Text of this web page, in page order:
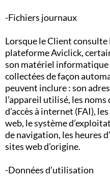
-Fichiers journaux
Lorsque le Client
plateforme Aviclick,
son matériel informatique
collectées de façon
peuvent inclure : son
l’appareil utilisé, les
d’accès à internet (FAI),
web, le système
de navigation, les heures
sites web d’origine.
-Données d’utilisation